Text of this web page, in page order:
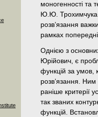
моногенності та
Ю.Ю. Трохимчука
розв’язання
рамках
Однією з
Юрійович, є
функцій за умов,
розв’язання.
раніше критерії
так званих
функцій.